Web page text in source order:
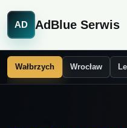
AD AdBlue Serwis
Wałbrzych Wrocław